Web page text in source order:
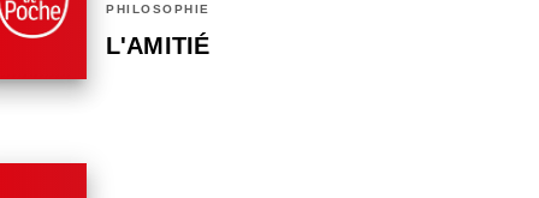
PHILOSOPHIE
L'AMITIÉ